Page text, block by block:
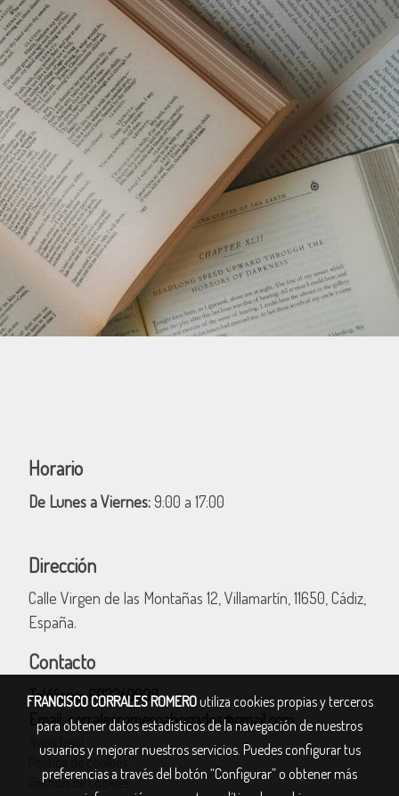
Horario
De Lunes a Viernes:9:00 a 17:00
Dirección
Calle Virgen de las Montañas 12, Villamartín, 11650, Cádiz,
España.
Contacto
Teléfono:602240908
Email:corralesromeroabogados@gmail.com
Aviso legal
Política de cookies
Gestión de cookies
FRANCISCO CORRALES ROMEROutiliza cookies propias y terceros
para obtener datos estadísticos de la navegación de nuestros
usuarios y mejorar nuestros servicios. Puedes configurar tus
preferencias a través del botón “Configurar” o obtener más